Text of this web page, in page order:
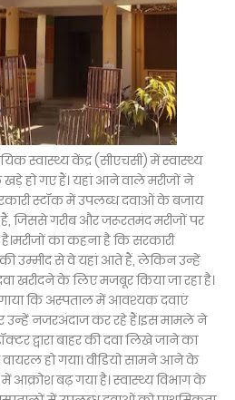
स्वास्थ्य केंद्र (सीएचसी) में स्वास्थ्य
हो गए हैं। यहां आने वाले मरीजों ने
स्टॉक में उपलब्ध दवाओं के बजाय
जिससे गरीब और जरूरतमंद मरीजों पर
का कहना है कि सरकारी
उम्मीद से वे यहां आते हैं, लेकिन उन्हें
खरीदने के लिए मजबूर किया जा रहा है।
कि अस्पताल में आवश्यक दवाएं
उन्हें नजरअंदाज कर रहे हैं।इस मामले ने
द्वारा बाहर की दवा लिखे जाने का
हो गया। वीडियो सामने आने के
आक्रोश बढ़ गया है। स्वास्थ्य विभाग के